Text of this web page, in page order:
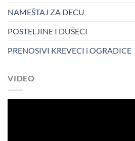
NAMEŠTAJ ZA DECU
POSTELJINE I DUŠECI
PRENOSIVI KREVECI i OGRADICE
VIDEO